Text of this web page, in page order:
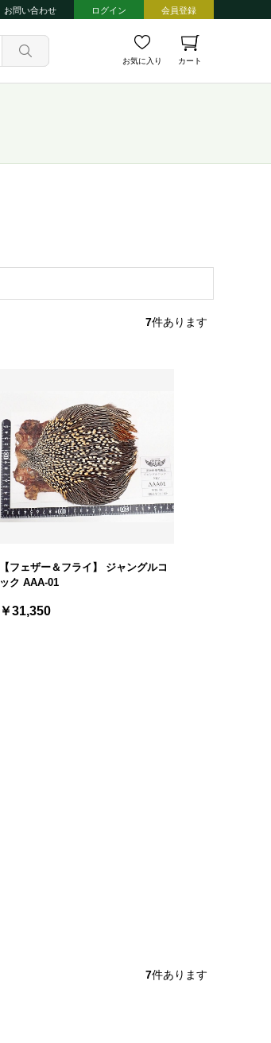
お問い合わせ ログイン 会員登録
お気に入り カート
7件あります
【フェザー＆フライ】 ジャングルコ
ック AAA-01
￥31,350
7件あります